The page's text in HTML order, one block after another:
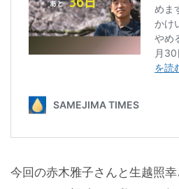
今回の赤木雅子さんと生越照